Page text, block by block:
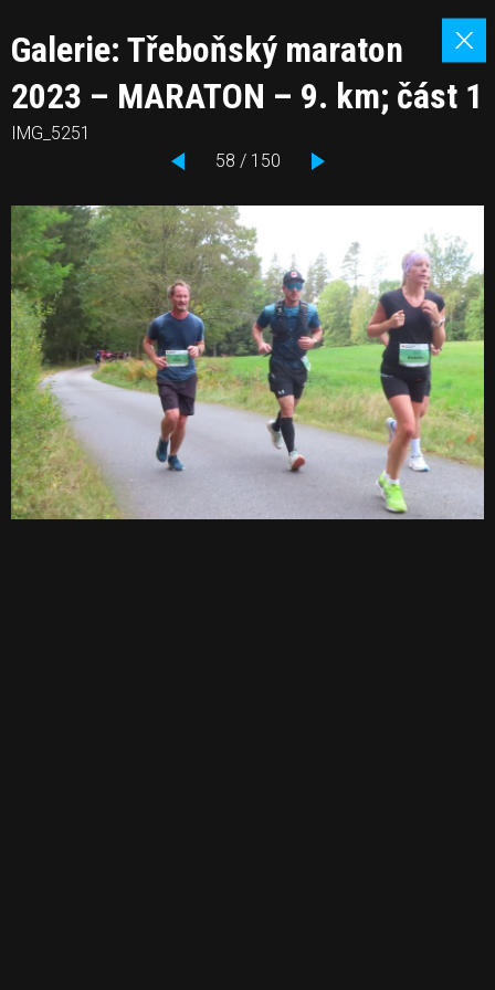
Galerie: Třeboňský maraton
2023 – MARATON – 9. km; část 1
IMG_5251
58 / 150